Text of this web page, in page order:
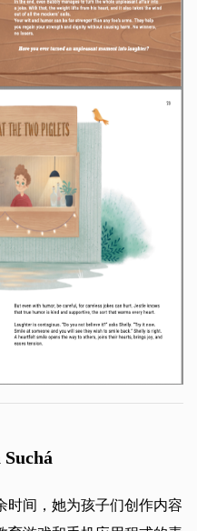
时间，她为孩子们创作内容